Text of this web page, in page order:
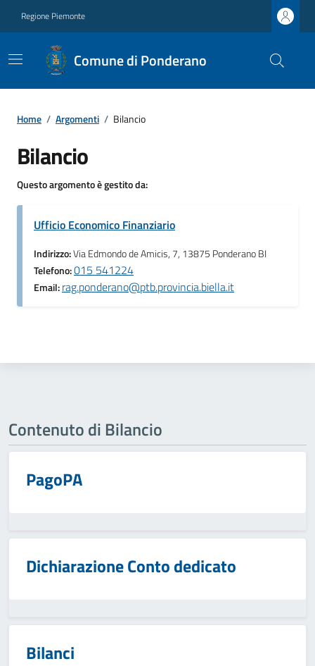
Regione Piemonte
Comune di Ponderano
Home / Argomenti / Bilancio
Bilancio
Questo argomento è gestito da:
Ufficio Economico Finanziario
Indirizzo:Via Edmondo de Amicis, 7, 13875 Ponderano BI
Telefono:015 541224
Email:rag.ponderano@ptb.provincia.biella.it
Contenuto di Bilancio
PagoPA
Dichiarazione Conto dedicato
Bilanci